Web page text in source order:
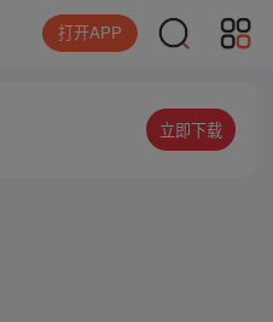
打开APP
立即下载